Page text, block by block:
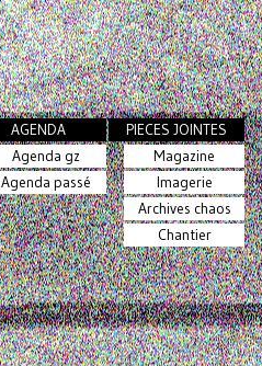
AGENDA
Agenda gz
Agenda passé
PIECES JOINTES
Magazine
Imagerie
Archives chaos
Chantier